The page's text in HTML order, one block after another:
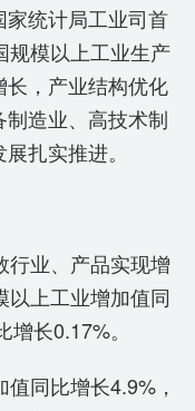
统计局工业司首
规模以上工业生产
，产业结构优化
造业、高技术制
扎实推进。
行业、产品实现增
上工业增加值同
长0.17%。
同比增长4.9%，